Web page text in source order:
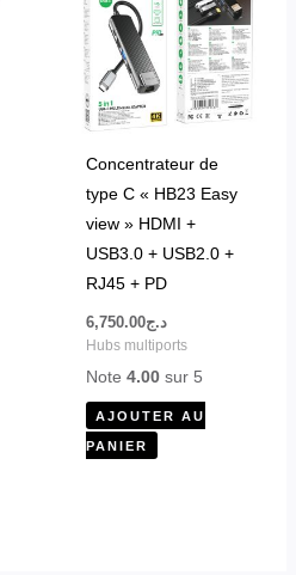
Concentrateur de
type C « HB23 Easy
view » HDMI +
USB3.0 + USB2.0 +
RJ45 + PD
د.ج6,750.00
Hubs multiports
Note 4.00sur 5
AJOUTER AU
PANIER